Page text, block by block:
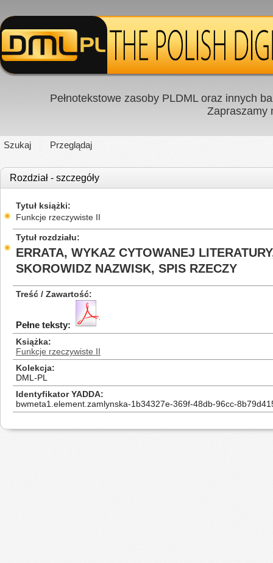
Pełnotekstowe zasoby PLDML oraz innych
Zapraszamy
Szukaj Przeglądaj
Rozdział - szczegóły
Tytuł książki
Funkcje rzeczywiste II
Tytuł rozdziału
ERRATA, WYKAZ CYTOWANEJ
SKOROWIDZ NAZWISK, SPIS RZECZY
Treść / Zawartość
Pełne teksty:
Książka
Funkcje rzeczywiste II
Kolekcja
DML-PL
Identyfikator YADDA
bwmeta1.element.zamlynska-1b34327e-369f-48db-96cc-